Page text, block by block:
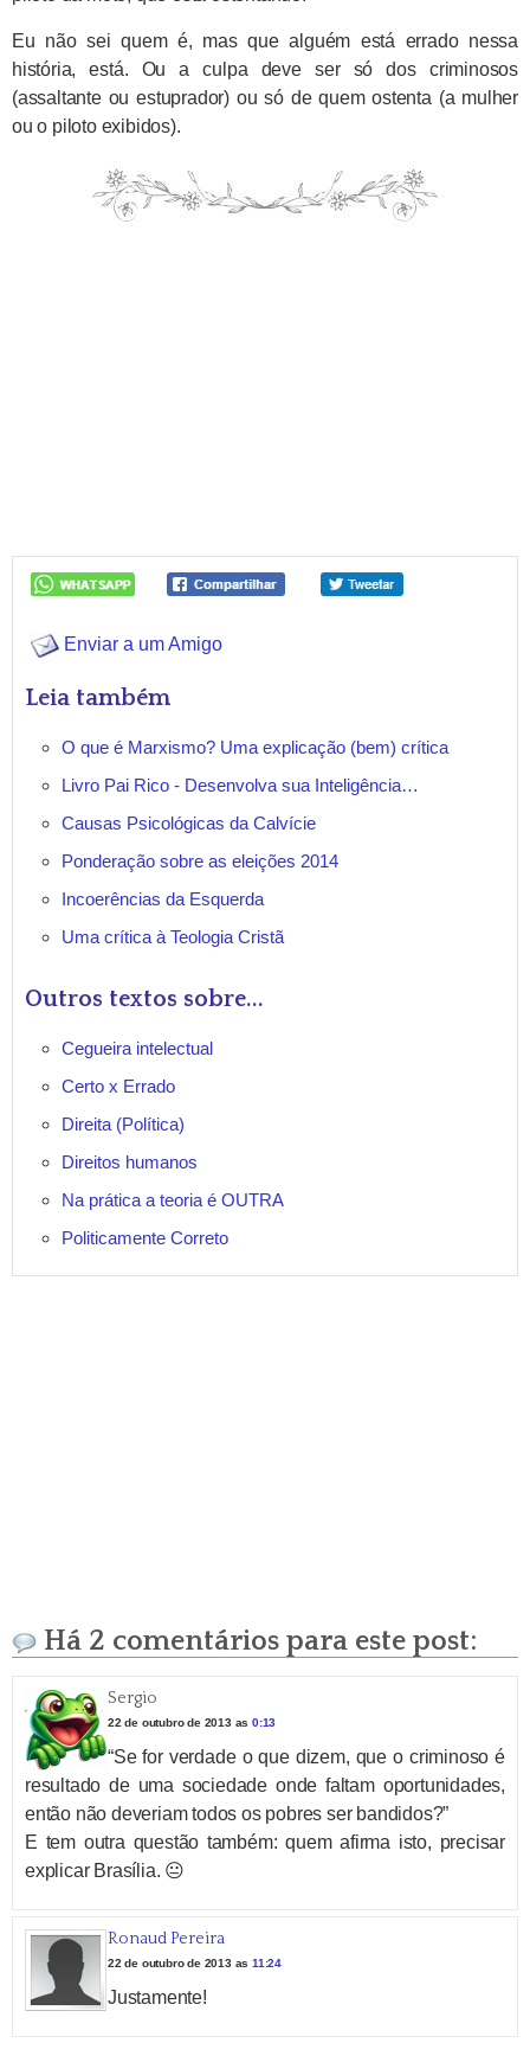
Eu não sei quem é, mas que alguém está errado nessa
história, está. Ou a culpa deve ser só dos criminosos
(assaltante ou estuprador) ou só de quem ostenta (a mulher
ou o piloto exibidos).
Enviar a um Amigo
Leia também
O que é Marxismo? Uma explicação (bem) crítica
Livro Pai Rico - Desenvolva sua Inteligência…
Causas Psicológicas da Calvície
Ponderação sobre as eleições 2014
Incoerências da Esquerda
Uma crítica à Teologia Cristã
Outros textos sobre...
Cegueira intelectual
Certo x Errado
Direita (Política)
Direitos humanos
Na prática a teoria é OUTRA
Politicamente Correto
Há 2 comentários para este post:
Sergio
22 de outubro de 2013 as0:13
“Se for verdade o que dizem, que o criminoso é
resultado de uma sociedade onde faltam oportunidades,
então não deveriam todos os pobres ser bandidos?”
E tem outra questão também: quem afirma isto, precisar
explicar Brasília. 😐
Ronaud Pereira
22 de outubro de 2013 as11:24
Justamente!